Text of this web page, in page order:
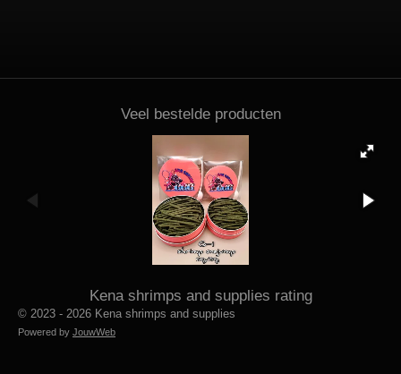
Veel bestelde producten
Kena shrimps and supplies rating
© 2023 - 2026 Kena shrimps and supplies
Powered by JouwWeb